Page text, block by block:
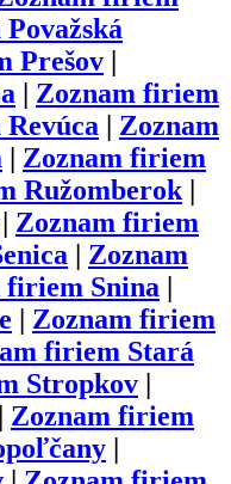
Považská
Prešov
Zoznam firiem
Revúca
Zoznam
Zoznam firiem
Ružomberok|
Zoznam firiem
Zoznam
firiem Snina
Zoznam firiem
firiem Stará
Stropkov
Zoznam firiem